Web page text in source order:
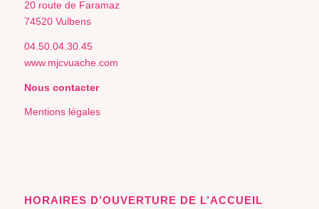
20 route de Faramaz
74520 Vulbens
04.50.04.30.45
www.mjcvuache.com
Nous contacter
Mentions légales
HORAIRES D’OUVERTURE DE L’ACCUEIL